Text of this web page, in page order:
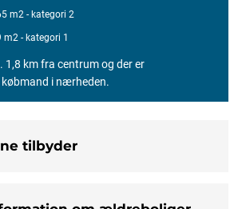
m2 - kategori 2
m2 - kategori 1
1,8 km fra centrum og der er
i nærheden.
tilbyder